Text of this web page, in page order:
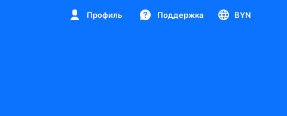
Профиль Поддержка BYN